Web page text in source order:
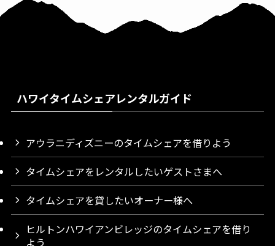
ハワイタイムシェアレンタルガイド
アウラニディズニーのタイムシェアを借りよう
タイムシェアをレンタルしたいゲストさまへ
タイムシェアを貸したいオーナー様へ
ヒルトンハワイアンビレッジのタイムシェアを借り
よう